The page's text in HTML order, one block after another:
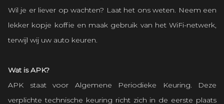
Wil je er liever op wachten? Laat het ons weten. Neem een
lekker kopje koffie en maak gebruik van het WiFi-netwerk,
terwijl wij uw auto keuren.
Wat is APK?
APK staat voor Algemene Periodieke Keuring. Deze
verplichte technische keuring richt zich in de eerste plaats